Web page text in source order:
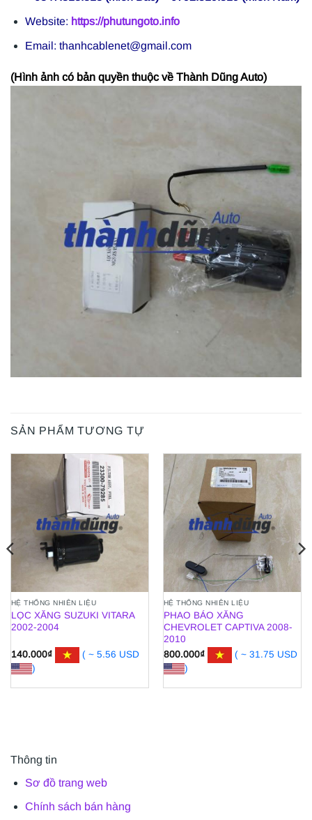
Website: https://phutungoto.info
Email: thanhcablenet@gmail.com
(Hình ảnh có bản quyền thuộc về Thành Dũng Auto)
SẢN PHẨM TƯƠNG TỰ
HỆ THỐNG NHIÊN LIỆU
LỌC XĂNG SUZUKI VITARA
2002-2004
140.000₫
( ~ 5.56 USD
)
HỆ THỐNG NHIÊN LIỆU
PHAO BÁO XĂNG
CHEVROLET CAPTIVA 2008-
2010
800.000₫
( ~ 31.75 USD
)
Thông tin
Sơ đồ trang web
Chính sách bán hàng